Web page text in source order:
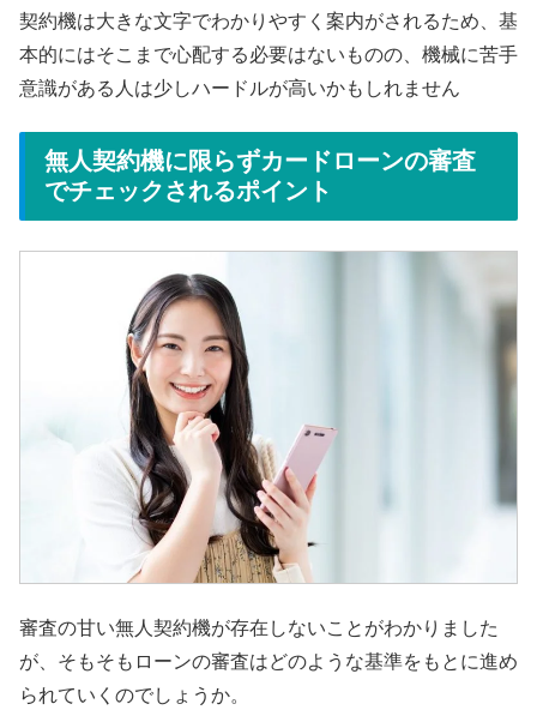
契約機は大きな文字でわかりやすく案内がされるため、基
本的にはそこまで心配する必要はないものの、機械に苦手
意識がある人は少しハードルが高いかもしれません
無人契約機に限らずカードローンの審査
でチェックされるポイント
審査の甘い無人契約機が存在しないことがわかりました
が、そもそもローンの審査はどのような基準をもとに進め
られていくのでしょうか。